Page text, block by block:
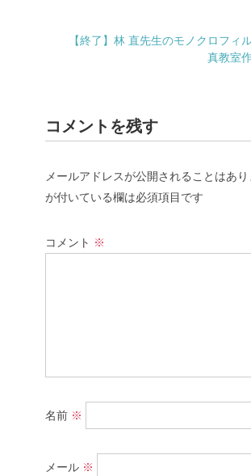
【終了】林 直先生のモノクロフィ
真教室
コメントを残す
メールアドレスが公開されることはあり
が付いている欄は必須項目です
コメント ※
名前 ※
メール ※